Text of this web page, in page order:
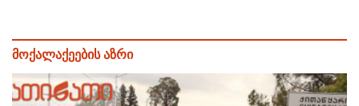
მოქალაქეების აზრი